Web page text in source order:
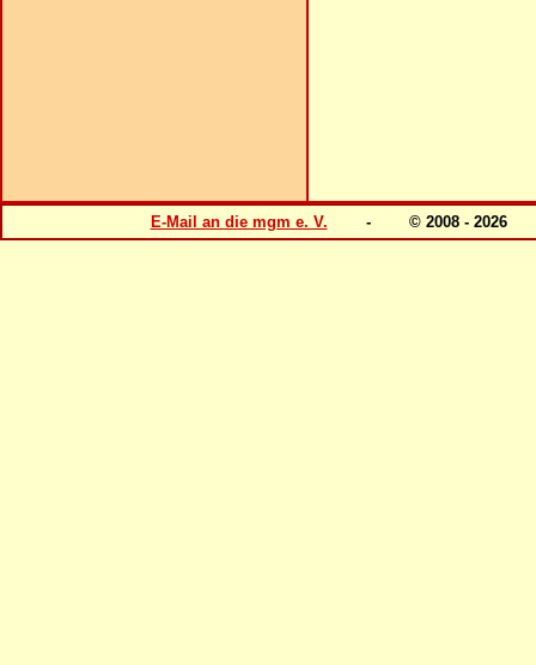
E-Mail an die mgm e. V. - © 2008 -